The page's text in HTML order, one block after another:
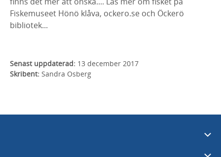
Fiskemuseet Hönö klåva, ockero.se och Öckerö
bibliotek...
Senast uppdaterad: 13 december 2017
Skribent: Sandra Osberg